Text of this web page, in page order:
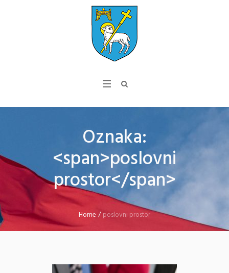
Oznaka:
<span>poslovni
prostor</span>
Home /poslovni prostor